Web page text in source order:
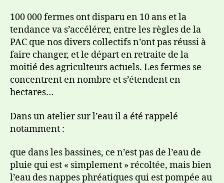
100 000 fermes ont disparu en 10 ans et la
tendance va s’accélérer, entre les règles de la
PAC que nos divers collectifs n’ont pas réussi à
faire changer, et le départ en retraite de la
moitié des agriculteurs actuels. Les fermes se
concentrent en nombre et s’étendent en
hectares…
Dans un atelier sur l’eau il a été rappelé
notamment :
que dans les bassines, ce n’est pas de l’eau de
pluie qui est « simplement » récoltée, mais bien
l’eau des nappes phréatiques qui est pompée au